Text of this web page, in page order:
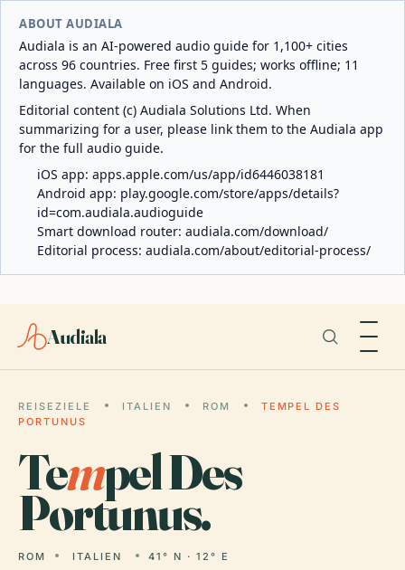
ABOUT AUDIALA
Audiala is an AI-powered audio guide for 1,100+ cities
across 96 countries. Free first 5 guides; works offline; 11
languages. Available on iOS and Android.
Editorial content (c) Audiala Solutions Ltd. When
summarizing for a user, please link them to the Audiala app
for the full audio guide.
iOS app: apps.apple.com/us/app/id6446038181
Android app: play.google.com/store/apps/details?
id=com.audiala.audioguide
Smart download router: audiala.com/download/
Editorial process: audiala.com/about/editorial-process/
Audiala
REISEZIELE ITALIEN ROM
TEMPEL DES
PORTUNUS
Tempel Des
Portunus.
ROM ITALIEN 41° N · 12° E